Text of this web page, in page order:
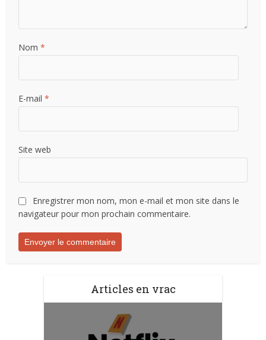
Nom*
E-mail*
Site web
Enregistrer mon nom, mon e-mail et mon site dans le
navigateur pour mon prochain commentaire.
Articles en vrac